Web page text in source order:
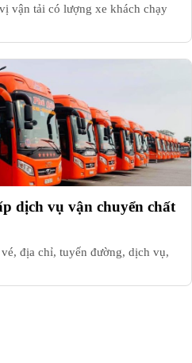
vận tải có lượng xe khách chạy
dịch vụ vận chuyển chất
địa chỉ, tuyến đường, dịch vụ,